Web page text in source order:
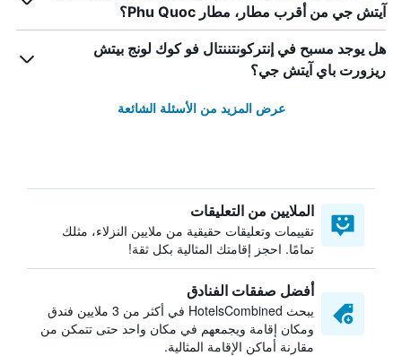
آيتش جي من أقرب مطار، مطار Phu Quoc؟
هل يوجد مسبح في إنتركونتننتال فو كوك لونج بيتش
ريزورت باي آيتش جي؟
عرض المزيد من الأسئلة الشائعة
الملايين من التعليقات
تقييمات وتعليقات حقيقية من ملايين النزلاء، مثلك
تمامًا. احجز إقامتك المثالية بكل ثقة!
أفضل صفقات الفنادق
يبحث HotelsCombined في أكثر من 3 ملايين فندق
ومكان إقامة ويجمعهم في مكان واحد حتى تتمكن من
مقارنة أماكن الإقامة المثالية.